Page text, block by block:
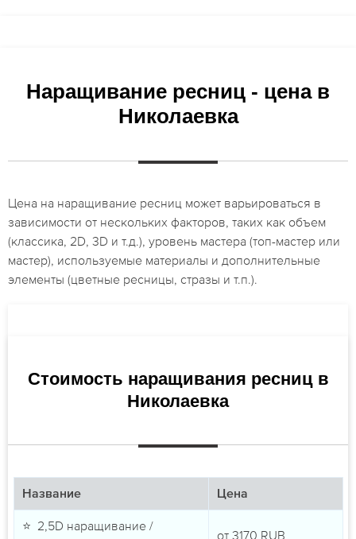
Наращивание ресниц - цена в
Николаевка
Цена на наращивание ресниц может варьироваться в
зависимости от нескольких факторов, таких как объем
(классика, 2D, 3D и т.д.), уровень мастера (топ-мастер или
мастер), используемые материалы и дополнительные
элементы (цветные ресницы, стразы и т.п.).
Стоимость наращивания ресниц в
Николаевка
Название Цена
⭐ 2,5D наращивание /
от 3170 RUB